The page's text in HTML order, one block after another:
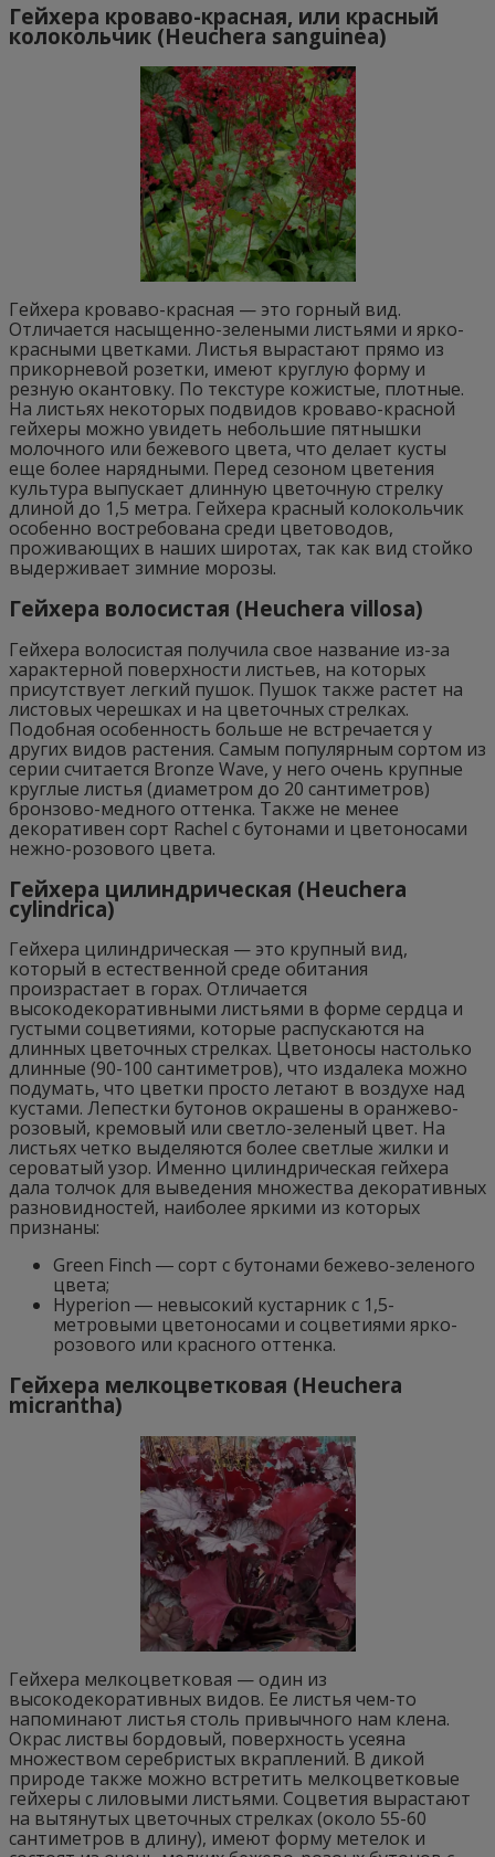
Гейхера кроваво-красная, или красный
колокольчик (Heuchera sanguinea)
Гейхера кроваво-красная — это горный вид.
Отличается насыщенно-зелеными листьями и ярко-
красными цветками. Листья вырастают прямо из
прикорневой розетки, имеют круглую форму и
резную окантовку. По текстуре кожистые, плотные.
На листьях некоторых подвидов кроваво-красной
гейхеры можно увидеть небольшие пятнышки
молочного или бежевого цвета, что делает кусты
еще более нарядными. Перед сезоном цветения
культура выпускает длинную цветочную стрелку
длиной до 1,5 метра. Гейхера красный колокольчик
особенно востребована среди цветоводов,
проживающих в наших широтах, так как вид стойко
выдерживает зимние морозы.
Гейхера волосистая (Heuchera villosa)
Гейхера волосистая получила свое название из-за
характерной поверхности листьев, на которых
присутствует легкий пушок. Пушок также растет на
листовых черешках и на цветочных стрелках.
Подобная особенность больше не встречается у
других видов растения. Самым популярным сортом из
серии считается Bronze Wave, у него очень крупные
круглые листья (диаметром до 20 сантиметров)
бронзово-медного оттенка. Также не менее
декоративен сорт Rachel с бутонами и цветоносами
нежно-розового цвета.
Гейхера цилиндрическая (Heuchera
cylindrica)
Гейхера цилиндрическая — это крупный вид,
который в естественной среде обитания
произрастает в горах. Отличается
высокодекоративными листьями в форме сердца и
густыми соцветиями, которые распускаются на
длинных цветочных стрелках. Цветоносы настолько
длинные (90-100 сантиметров), что издалека можно
подумать, что цветки просто летают в воздухе над
кустами. Лепестки бутонов окрашены в оранжево-
розовый, кремовый или светло-зеленый цвет. На
листьях четко выделяются более светлые жилки и
сероватый узор. Именно цилиндрическая гейхера
дала толчок для выведения множества декоративных
разновидностей, наиболее яркими из которых
признаны:
Green Finch ― сорт с бутонами бежево-зеленого
цвета;
Hyperion ― невысокий кустарник с 1,5-
метровыми цветоносами и соцветиями ярко-
розового или красного оттенка.
Гейхера мелкоцветковая (Heuchera
micrantha)
Гейхера мелкоцветковая — один из
высокодекоративных видов. Ее листья чем-то
напоминают листья столь привычного нам клена.
Окрас листвы бордовый, поверхность усеяна
множеством серебристых вкраплений. В дикой
природе также можно встретить мелкоцветковые
гейхеры с лиловыми листьями. Соцветия вырастают
на вытянутых цветочных стрелках (около 55-60
сантиметров в длину), имеют форму метелок и